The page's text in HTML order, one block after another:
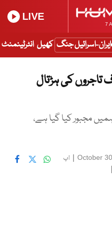
7
LIVE
ایران-اسرائیل جنگ کھیل انٹرٹینمنٹ
تاجروں کی ہڑتال
مجبور کیا گیا ہے،
October
| اپ
|